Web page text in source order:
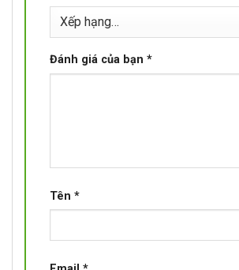
Đánh giá của bạn *
Tên *